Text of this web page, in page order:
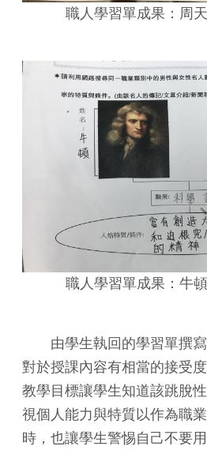
職人學習單成果：周
職人學習單成果：牛
由學生執回的學習單撰寫
對於授課內容有相當的接受
教學目標讓學生知道該跳脫
視個人能力與特質以作為職
時，也讓學生警惕自己不要